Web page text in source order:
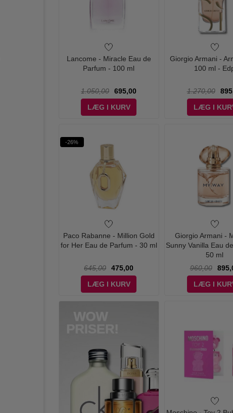
Lancome - Miracle Eau de
Parfum - 100 ml
1.050,00
695,00
LÆG I KURV
Giorgio Armani -
100 ml -
1.270,00
LÆG I
-26%
Paco Rabanne - Million Gold
for Her Eau de Parfum - 30 ml
645,00
475,00
LÆG I KURV
Giorgio Armani -
Sunny Vanilla Eau
50 ml
960,00
LÆG I